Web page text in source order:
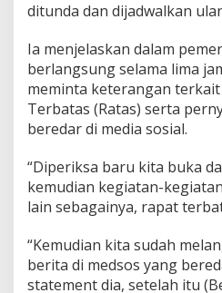
ditunda dan dijadwalkan
Ia menjelaskan dalam
berlangsung selama lima
meminta keterangan
Terbatas (Ratas) serta
beredar di media sosial.
“Diperiksa baru kita buka
kemudian kegiatan-
lain sebagainya, rapat
“Kemudian kita sudah
berita di medsos yang
statement dia, setelah itu